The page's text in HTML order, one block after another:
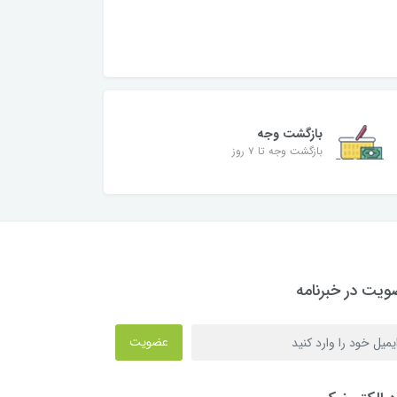
بازگشت وجه
بازگشت وجه تا ۷ روز
در خبرنامه
عضویت